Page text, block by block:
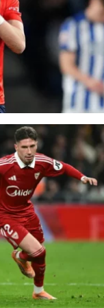
tandis que
un
madrilène.
chaînes et
Madrid en
journée de
la rencontre.